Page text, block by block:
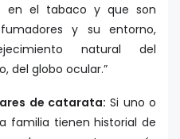
en el tabaco y que son
y su entorno,
natural del
del globo ocular.”
de catarata: Si uno o
familia tienen historial de